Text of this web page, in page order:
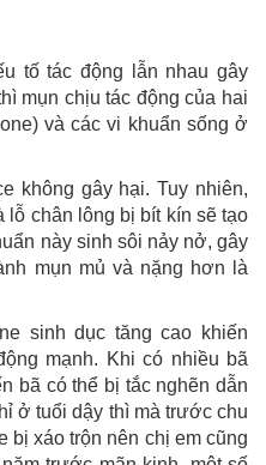
tố tác động lẫn nhau gây
mụn chịu tác động của hai
và các vi khuẩn sống ở
không gây hại. Tuy nhiên,
lỗ chân lông bị bít kín sẽ tạo
này sinh sôi nảy nở, gây
mụn mủ và nặng hơn là
sinh dục tăng cao khiến
mạnh. Khi có nhiều bã
bã có thể bị tắc nghẽn dẫn
ở tuổi dậy thì mà trước chu
bị xáo trộn nên chị em cũng